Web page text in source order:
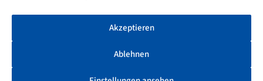
Akzeptieren
Ablehnen
period